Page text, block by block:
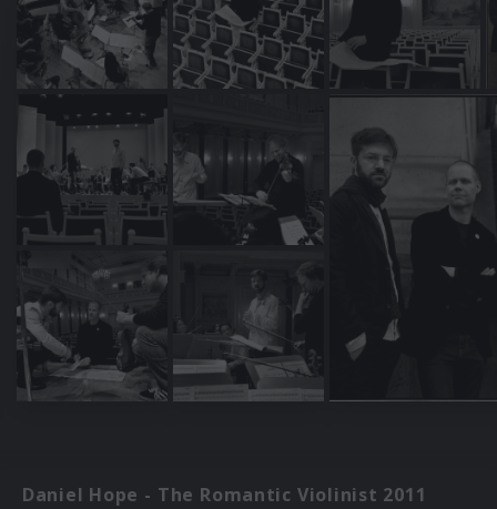
Daniel Hope - The Romantic Violinist 2011